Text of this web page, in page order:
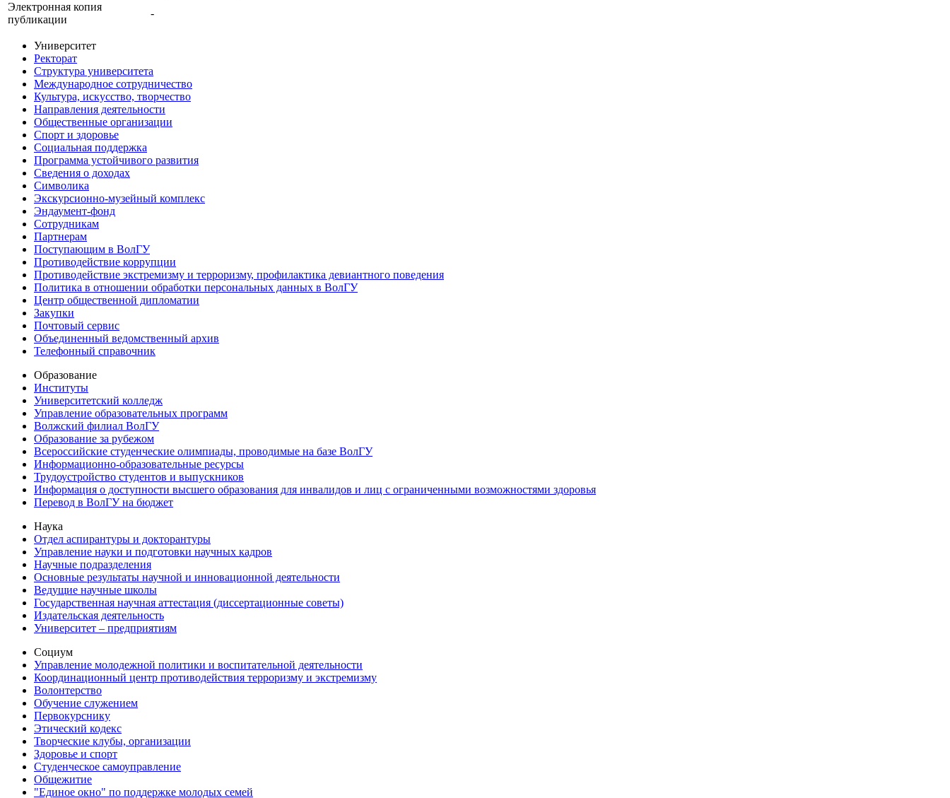
Электронная копия
публикации
-
Университет
Ректорат
Структура университета
Международное сотрудничество
Культура, искусство, творчество
Направления деятельности
Общественные организации
Спорт и здоровье
Социальная поддержка
Программа устойчивого развития
Сведения о доходах
Символика
Экскурсионно-музейный комплекс
Эндаумент-фонд
Сотрудникам
Партнерам
Поступающим в ВолГУ
Противодействие коррупции
Противодействие экстремизму и терроризму, профилактика девиантного поведения
Политика в отношении обработки персональных данных в ВолГУ
Центр общественной дипломатии
Закупки
Почтовый сервис
Объединенный ведомственный архив
Телефонный справочник
Образование
Институты
Университетский колледж
Управление образовательных программ
Волжский филиал ВолГУ
Образование за рубежом
Всероссийские студенческие олимпиады, проводимые на базе ВолГУ
Информационно-образовательные ресурсы
Трудоустройство студентов и выпускников
Информация о доступности высшего образования для инвалидов и лиц с ограниченными возможностями здоровья
Перевод в ВолГУ на бюджет
Наука
Отдел аспирантуры и докторантуры
Управление науки и подготовки научных кадров
Научные подразделения
Основные результаты научной и инновационной деятельности
Ведущие научные школы
Государственная научная аттестация (диссертационные советы)
Издательская деятельность
Университет – предприятиям
Социум
Управление молодежной политики и воспитательной деятельности
Координационный центр противодействия терроризму и экстремизму
Волонтерство
Обучение служением
Первокурснику
Этический кодекс
Творческие клубы, организации
Здоровье и спорт
Студенческое самоуправление
Общежитие
"Единое окно" по поддержке молодых семей